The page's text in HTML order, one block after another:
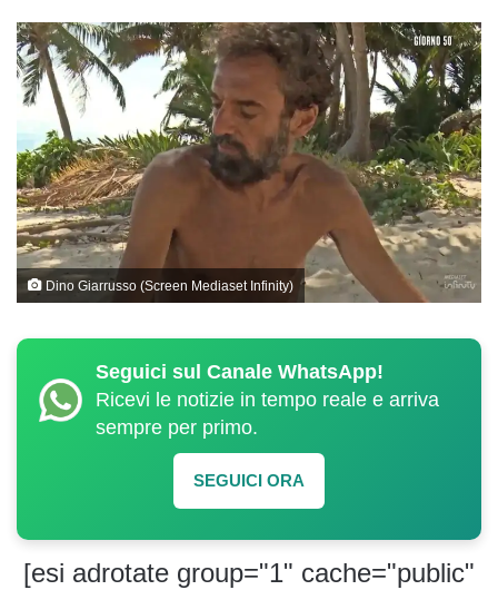
Dino Giarrusso (Screen Mediaset Infinity)
Seguici sul Canale WhatsApp!
Ricevi le notizie in tempo reale e arriva
sempre per primo.
SEGUICI ORA
[esi adrotate group="1" cache="public"